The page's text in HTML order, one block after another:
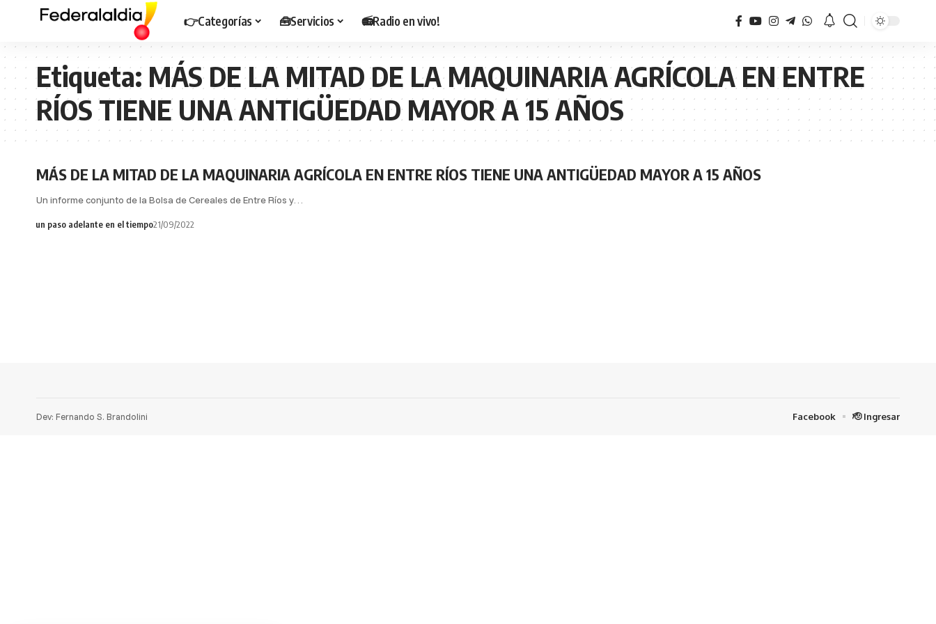
👉Categorías 🧰Servicios 📻Radio en vivo!
Etiqueta: MÁS DE LA MITAD DE LA MAQUINARIA AGRÍCOLA EN ENTRE
RÍOS TIENE UNA ANTIGÜEDAD MAYOR A 15 AÑOS
MÁS DE LA MITAD DE LA MAQUINARIA AGRÍCOLA EN ENTRE RÍOS TIENE UNA ANTIGÜEDAD MAYOR A 15 AÑOS
Un informe conjunto de la Bolsa de Cereales de Entre Ríos y…
un paso adelante en el tiempo21/09/2022
Dev: Fernando S. Brandolini Facebook 🫡 Ingresar